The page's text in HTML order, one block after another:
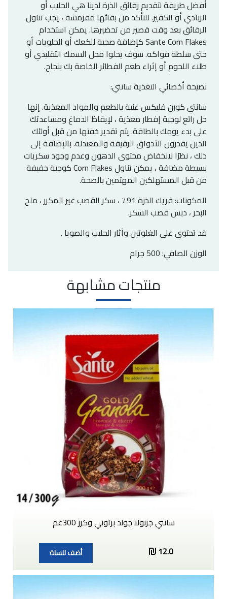
أفضل طريقة لتقديم رقائق الذرة لدينا هي الحليب أو
الزبادي أو الكفير. للتأكد من بقائها مقرمشة ، يجب تناول
الرقائق بعد وقت قصير من تحضيرها. يمكن استخدام
Sante Corn Flakes كإضافة صحية للكعك أو الحلويات أو
حتى سلطة فواكه. سوف يحلوا محل السمك التقليدي أو
طلاء اللحوم أو إثراء طعم الفطائر الخاصة بك بنجاح.
نصيحة أخصائي التغذية سانتي:
سانتي كورن فليكس غنية بالطعم والمواد المغذية. إنها
حل رائع لوجبة إفطار مغذية ، لإيقاظ الدماغ ومساعدتك
على بدء يومك بالطاقة. يتم تقدير خفتها من قبل أولئك
الذين يقدرون الأذواق الرقيقة والمعتدلة. بالإضافة إلى
ذلك ، نظرًا لانخفاض محتوى الدهون وعدم وجود سكريات
بسيطة مضافة ، يمكن تناول Corn Flakes كوجبة خفيفة
من قبل المستهلكين المهتمين بالصحة.
المكونات: فريك الذرة 91٪ ، سكر القصب غير المكرر ، ملح
البحر ، دبس قصب السكر.
قد تحتوي على الغلوتين وآثار الحليب والصويا .
الوزن الصافي: 500 جرام
منتجات مشابهة
سانتي جرنولا جولد براوني وكرز 300غم
12.0
أضف للسلة